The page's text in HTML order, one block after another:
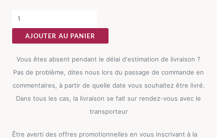
Manguier
Marbre
Ixia
AJOUTER AU PANIER
Vous êtes absent pendant le délai d'estimation de livraison ?
Pas de problème, dites nous lors du passage de commande en
commentaires, à partir de quelle date vous souhaitez être livré.
Dans tous les cas, la livraison se fait sur rendez-vous avec le
transporteur
Être averti des offres promotionnelles en vous inscrivant à la